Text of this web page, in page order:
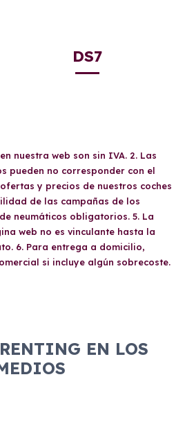
DS7
nuestra web son sin IVA. 2. Las
pueden no corresponder con el
y precios de nuestros coches
de las campañas de los
neumáticos obligatorios. 5. La
web no es vinculante hasta la
6. Para entrega a domicilio,
si incluye algún sobrecoste.
EN LOS